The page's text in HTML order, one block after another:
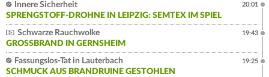
Innere Sicherheit
SPRENGSTOFF-DROHNE IN LEIPZIG: SEMTEX IM SPIEL
20:01
Schwarze Rauchwolke
GROSSBRAND IN GERNSHEIM
19:43
Fassungslos-Tat in Lauterbach
SCHMUCK AUS BRANDRUINE GESTOHLEN
19:25